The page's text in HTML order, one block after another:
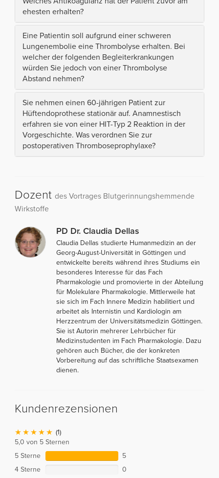
ehesten erhalten?
Eine Patientin soll aufgrund einer schweren
Lungenembolie eine Thrombolyse erhalten. Bei
welcher der folgenden Begleiterkrankungen
würden Sie jedoch von einer Thrombolyse
Abstand nehmen?
Sie nehmen einen 60-jährigen Patient zur
Hüftendoprothese stationär auf. Anamnestisch
erfahren sie von einer HIT-Typ 2 Reaktion in der
Vorgeschichte. Was verordnen Sie zur
postoperativen Thromboseprophylaxe?
Dozent des Vortrages Blutgerinnungshemmende
Wirkstoffe
PD Dr. Claudia Dellas
Claudia Dellas studierte Humanmedizin an der
Georg-August-Universität in Göttingen und
entwickelte bereits während ihres Studiums ein
besonderes Interesse für das Fach
Pharmakologie und promovierte in der Abteilung
für Molekulare Pharmakologie. Mittlerweile hat
sie sich im Fach Innere Medizin habilitiert und
arbeitet als Internistin und Kardiologin am
Herzzentrum der Universitätsmedizin Göttingen.
Sie ist Autorin mehrerer Lehrbücher für
Medizinstudenten im Fach Pharmakologie. Dazu
gehören auch Bücher, die der konkreten
Vorbereitung auf das schriftliche Staatsexamen
dienen.
Kundenrezensionen
(1)
5,0 von 5 Sternen
5 Sterne
5
4 Sterne
0